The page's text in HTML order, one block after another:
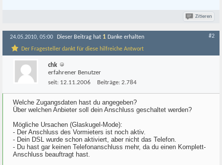
Zitieren
24.05.2010, 05:00 Dieser Beitrag hat 1 Danke erhalten
Der Fragesteller dankt für diese hilfreiche Antwort
#2
chk
erfahrener Benutzer
seit: 12.11.2006 Beiträge: 2.784
Welche Zugangsdaten hast du angegeben?
Über welchen Anbieter soll dein Anschluss geschaltet werden?
Mögliche Ursachen (Glaskugel-Mode):
- Der Anschluss des Vormieters ist noch aktiv.
- Dein DSL wurde schon aktiviert, aber nicht das Telefon.
- Du hast gar keinen Telefonanschluss mehr, da du einen Komplett-
Anschluss beauftragt hast.